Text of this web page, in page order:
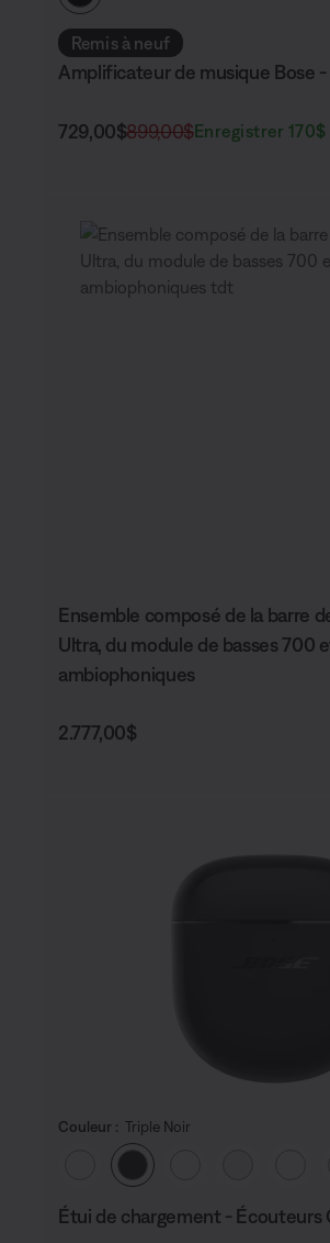
Remis à neuf
Amplificateur de musique Bose -
Prix actuel :
729,00$Prix original :
899,00$Enregistrer 170$
Ensemble composé de la barre
Ultra, du module de basses 700
ambiophoniques
Prix :
2.777,00$
Couleur : Triple Noir
Choisissez la couleur
Étui de chargement -